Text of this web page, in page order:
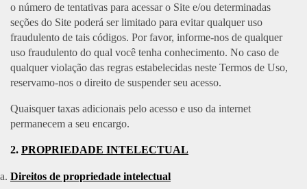
o número de tentativas para acessar o Site e/ou determinadas
seções do Site poderá ser limitado para evitar qualquer uso
fraudulento de tais códigos. Por favor, informe-nos de qualquer
uso fraudulento do qual você tenha conhecimento. No caso de
qualquer violação das regras estabelecidas neste Termos de Uso,
reservamo-nos o direito de suspender seu acesso.
Quaisquer taxas adicionais pelo acesso e uso da internet
permanecem a seu encargo.
2. PROPRIEDADE INTELECTUAL
Direitos de propriedade intelectual